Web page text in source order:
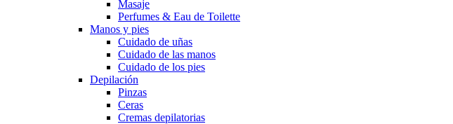
Masaje
Perfumes & Eau de Toilette
Manos y pies
Cuidado de uñas
Cuidado de las manos
Cuidado de los pies
Depilación
Pinzas
Ceras
Cremas depilatorias